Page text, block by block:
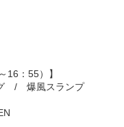
16：55）】
/ 爆風スランプ